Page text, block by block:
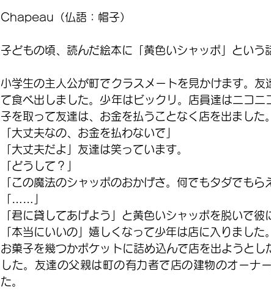
Chapeau（仏語：帽子）
子どもの頃、読んだ絵本に「黄色いシャッポ」という
小学生の主人公が町でクラスメートを見かけます。
て食べ出しました。少年はビックリ。店員達はニコ
子を取って友達は、お金を払うことなく店を出ました
「大丈夫なの、お金を払わないで」
「大丈夫だよ」友達は笑っています。
「どうして？」
「この魔法のシャッポのおかげさ。何でもタダでもら
「君に貸してあげよう」と黄色いシャッポを脱いで彼
「本当にいいの」嬉しくなって少年は店に入りました。
お菓子を幾つかポケットに詰め込んで店を出ようと
した。友達の父親は町の有力者で店の建物のオーナ
た。